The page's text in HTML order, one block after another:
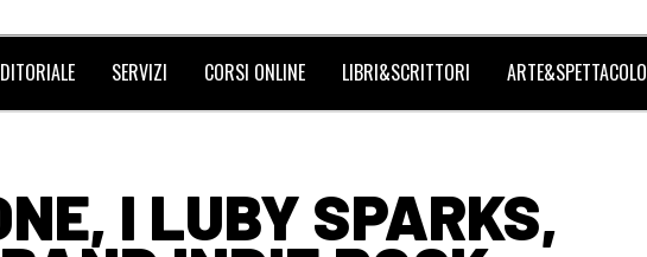
SERVIZI CORSI ONLINE LIBRI&SCRITTORI ARTE&SPETTACOLO
I LUBY SPARKS,